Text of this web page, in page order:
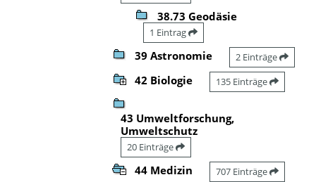
38.73 Geodäsie
1 Eintrag
39 Astronomie 2 Einträge
42 Biologie 135 Einträge
43 Umweltforschung,
Umweltschutz
20 Einträge
44 Medizin 707 Einträge